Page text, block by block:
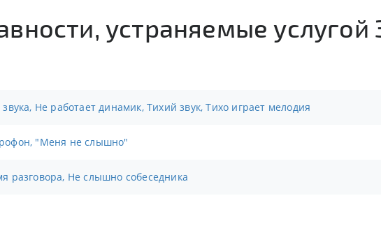
устраняемые
Не работает динамик, Тихий звук, Тихо играет мелодия
"Меня не слышно"
разговора, Не слышно собеседника